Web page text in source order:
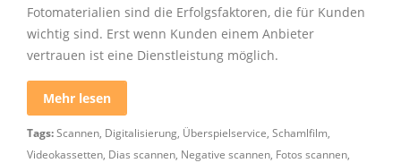
Fotomaterialien sind die Erfolgsfaktoren, die für Kunden
wichtig sind. Erst wenn Kunden einem Anbieter
vertrauen ist eine Dienstleistung möglich.
Mehr lesen
Tags:Scannen, Digitalisierung, Überspielservice, Schamlfilm,
Videokassetten, Dias scannen, Negative scannen, Fotos scannen,